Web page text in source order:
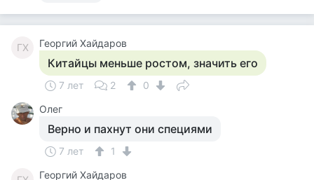
ГХ Георгий Хайдаров
Китайцы меньше ростом, значить его
7 лет 2
0
Олег
Верно и пахнут они специями
7 лет 1
Георгий Хайдаров